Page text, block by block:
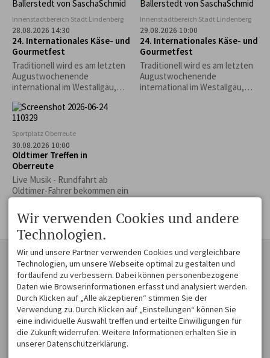
Witterung.
Innenstadtbereich Stadt Lindenberg
28.08.2026 14:30
24. Internationales Käse- und
Gourmetfest
Traditionell wird es am letzten
Augustwochenende
international im Westallgäu,
Hersteller feinster Käse- &
Gourmetwaren aus vielen
europäischen Ländern zur
großen Gourmetmeile in
Lindenberg einfinden.
Innenstadtbereich Stadt Lindenberg
29.08.2026 10:00
24. Internationales Käse- und
Gourmetfest
Traditionell wird es am letzten
Augustwochenende
international im Westallgäu,
Sportplatz Oberreute
30.08.2026 10:00
Oldtimer Treffen in
Oberreute
Live Musik - Rundfahrt ab
Oldtimer-Fahrer bekommen ein
KONTAKT
Westallgäu Tourismus e. V.
Museumsplatz 1
88161 Lindenberg im Allgäu
DEUTSCHLAND
Tel.+49 8382 270 431
Fax +49 8382 270 774 31
info@westallgaeu.de
ZAUBER EINER
MOSAIKLANDSCHAFT
Voralpenlandschaft voller
Schönheit und Harmonie. Die
Hügel sind sanft
geschwungen, die Täler
lieblich und weit. Und am
Horizont bilden
schneebedeckte Berge den
Wir verwenden Cookies und andere
Technologien.
Wir und unsere Partner verwenden Cookies und vergleichbare
Technologien, um unsere Webseite optimal zu gestalten und
fortlaufend zu verbessern. Dabei können personenbezogene
Daten wie Browserinformationen erfasst und analysiert werden.
Durch Klicken auf „Alle akzeptieren“ stimmen Sie der
Verwendung zu. Durch Klicken auf „Einstellungen“ können Sie
eine individuelle Auswahl treffen und erteilte Einwilligungen für
die Zukunft widerrufen. Weitere Informationen erhalten Sie in
unserer Datenschutzerklärung.